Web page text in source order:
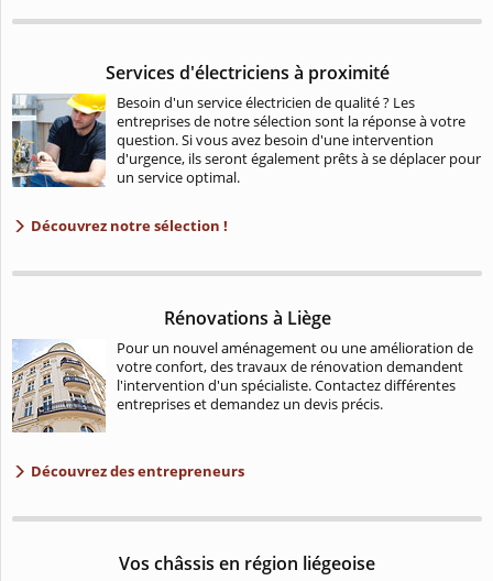
Services d'électriciens à proximité
Besoin d'un service électricien de qualité ? Les
entreprises de notre sélection sont la réponse à votre
question. Si vous avez besoin d'une intervention
d'urgence, ils seront également prêts à se déplacer pour
un service optimal.
Découvrez notre sélection !
Rénovations à Liège
Pour un nouvel aménagement ou une amélioration de
votre confort, des travaux de rénovation demandent
l'intervention d'un spécialiste. Contactez différentes
entreprises et demandez un devis précis.
Découvrez des entrepreneurs
Vos châssis en région liégeoise